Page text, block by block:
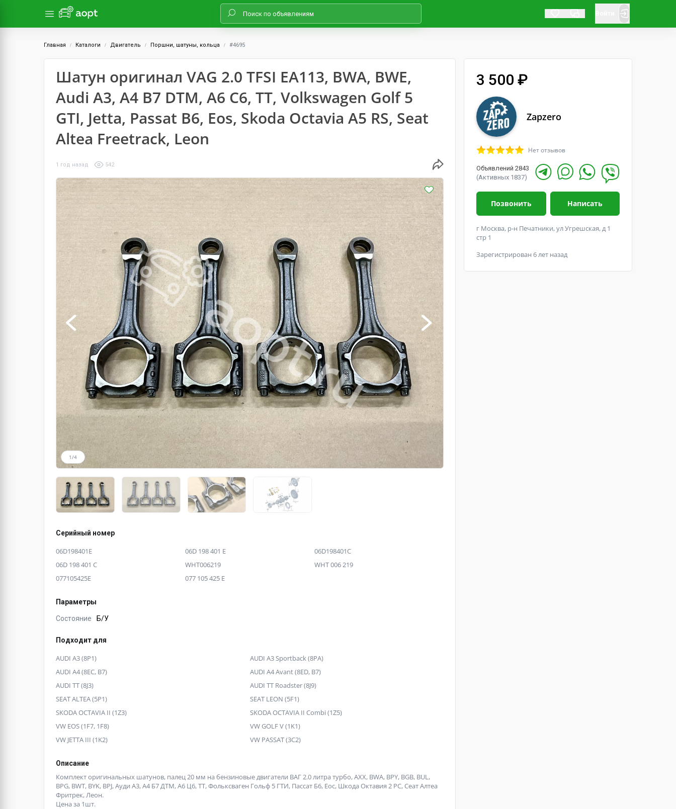
Главная Каталоги Двигатель Поршни, шатуны, кольца #4695
Шатун оригинал VAG 2.0 TFSI EA113, BWA, BWE,
Audi A3, A4 B7 DTM, A6 C6, TT, Volkswagen Golf 5
GTI, Jetta, Passat B6, Eos, Skoda Octavia A5 RS, Seat
Altea Freetrack, Leon
1 год назад 542
1/4
Серийный номер
06D198401E 06D 198 401 E
06D198401C
06D 198 401 C
WHT006219
WHT 006 219
077105425E
077 105 425 E
Параметры
Состояние Б/У
Подходит для
AUDI A3 (8P1)
AUDI A3 Sportback (8PA)
AUDI A4 (8EC, B7)
AUDI A4 Avant (8ED, B7)
AUDI TT (8J3)
AUDI TT Roadster (8J9)
SEAT ALTEA (5P1)
SEAT LEON (5F1)
SKODA OCTAVIA II (1Z3)
SKODA OCTAVIA II Combi (1Z5)
VW EOS (1F7, 1F8)
VW GOLF V (1K1)
VW JETTA III (1K2)
VW PASSAT (3C2)
Описание
Комплект оригинальных шатунов, палец 20 мм на бензиновые двигатели ВАГ 2.0 литра турбо, AXX, BWA, BPY, BGB, BUL,
BPG, BWT, BYK, BPJ, Ауди А3, А4 Б7 ДТМ, А6 Ц6, ТТ, Фольксваген Гольф 5 ГТИ, Пассат Б6, Еос, Шкода Октавия 2 РС, Сеат Алтеа
Фритрек, Леон.
Цена за 1шт.
3 500 ₽
Zapzero
Нет отзывов
Объявлений 2843
(Активных 1837)
Позвонить Написать
г Москва, р-н Печатники, ул Угрешская, д 1
стр 1
Зарегистрирован 6 лет назад